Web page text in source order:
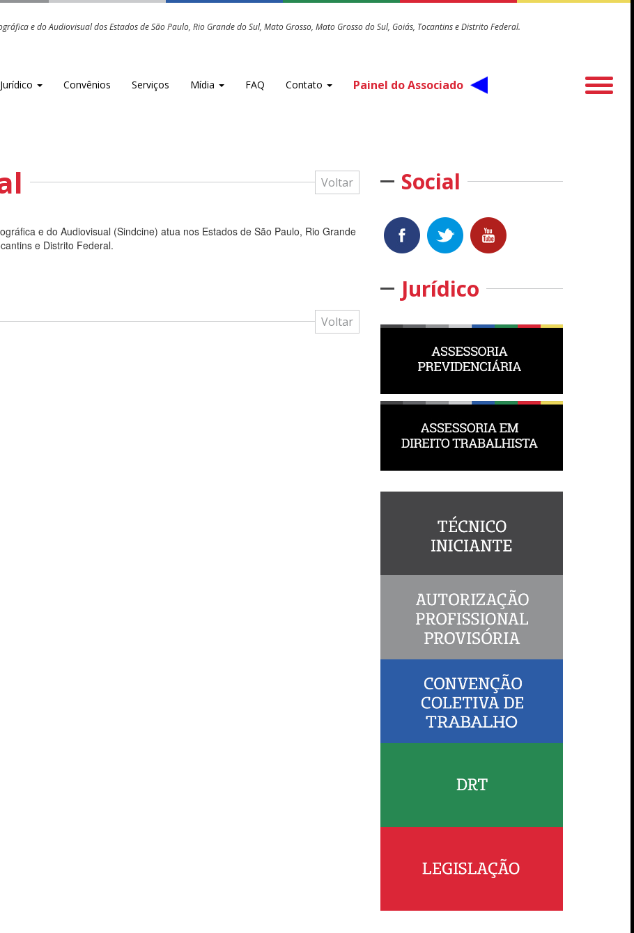
e do Audiovisual dos Estados de São Paulo, Rio Grande do Sul, Mato Grosso, Mato Grosso do Sul, Goiás, Tocantins e Distrito Federal.
Jurídico Convênios Serviços Mídia FAQ Contato Painel do Associado
Voltar
e do Audiovisual (Sindcine) atua nos Estados de São Paulo, Rio Grande
e Distrito Federal.
Voltar
Social
Jurídico